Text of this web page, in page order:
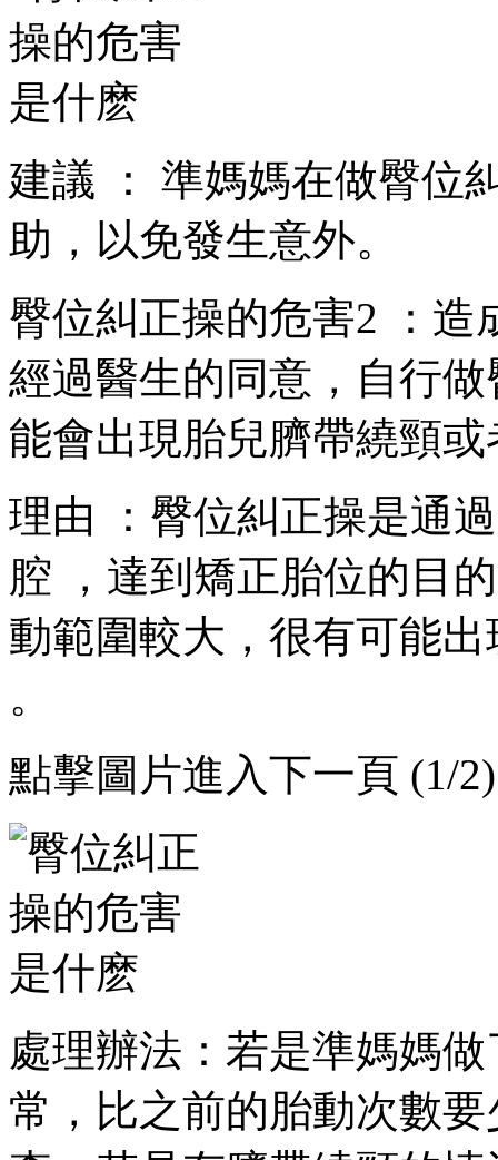
建議 ： 準媽媽在做臀位
助，以免發生意外。
臀位糾正操的危害2 ：
經過醫生的同意，自行
能會出現胎兒臍帶繞頸或
理由  ：臀位糾正操是通
腔 ，達到矯正胎位的目的
動範圍較大，很有可
。
點擊圖片進入下一頁 (1/2)
處理辦法：若是準媽媽
常，比之前的胎動次